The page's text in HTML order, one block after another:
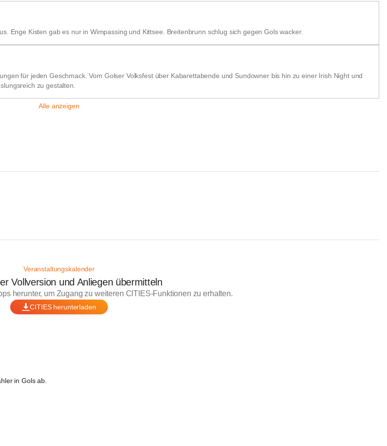
Enge Kisten gab es nur in Wimpassing und Kittsee. Breitenbrunn schlug sich gegen Gols wacker.
für jeden Geschmack. Vom Golser Volksfest über Kabarettabende und Sundowner bis hin zu einer Irish Night und
zu gestalten.
Alle anzeigen
Veranstaltungskalender
Vollversion und Anliegen übermitteln
herunter, um Zugang zu weiteren CITIES-Funktionen zu erhalten.
CITIES herunterladen
in Gols ab.